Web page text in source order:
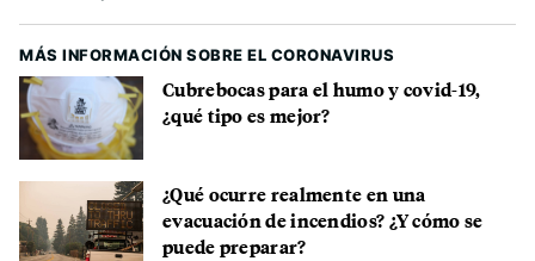
MÁS INFORMACIÓN SOBRE EL CORONAVIRUS
Cubrebocas para el humo y covid-19,
¿qué tipo es mejor?
¿Qué ocurre realmente en una
evacuación de incendios? ¿Y cómo se
puede preparar?